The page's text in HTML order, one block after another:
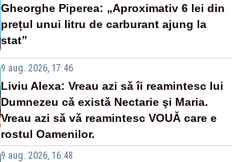
Gheorghe Piperea: „Aproximativ 6 lei din
prețul unui litru de carburant ajung la
stat”
9 aug. 2026, 17:46
Liviu Alexa: Vreau azi sǎ îi reamintesc lui
Dumnezeu cǎ existǎ Nectarie şi Maria.
Vreau azi sǎ vǎ reamintesc VOUǍ care e
rostul Oamenilor.
9 aug. 2026, 16:48